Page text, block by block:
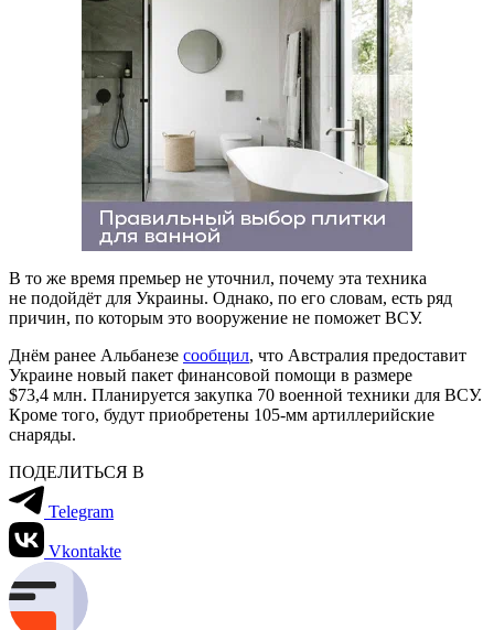
В то же время премьер не уточнил, почему эта техника
не подойдёт для Украины. Однако, по его словам, есть ряд
причин, по которым это вооружение не поможет ВСУ.
Днём ранее Альбанезе сообщил, что Австралия предоставит
Украине новый пакет финансовой помощи в размере
$73,4 млн. Планируется закупка 70 военной техники для ВСУ.
Кроме того, будут приобретены 105-мм артиллерийские
снаряды.
ПОДЕЛИТЬСЯ В
Telegram
Vkontakte